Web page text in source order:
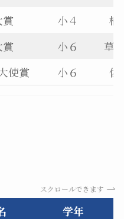
賞 小４
植
賞 小６
草
使賞 小６ 佐
スクロールできます
学年